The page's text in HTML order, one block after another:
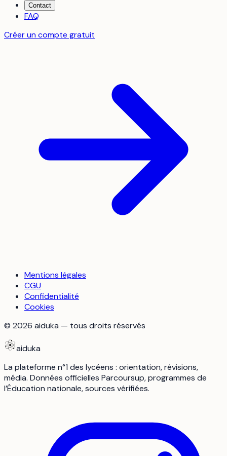
Contact
FAQ
Créer un compte gratuit
Mentions légales
CGU
Confidentialité
Cookies
© 2026 aiduka — tous droits réservés
aiduka
La plateforme n°1 des lycéens : orientation, révisions,
média. Données officielles Parcoursup, programmes de
l’Éducation nationale, sources vérifiées.